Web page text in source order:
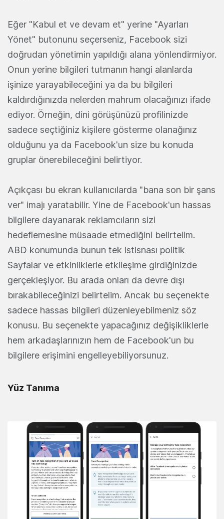
Eğer "Kabul et ve devam et" yerine "Ayarları
Yönet" butonunu seçerseniz, Facebook sizi
doğrudan yönetimin yapıldığı alana yönlendirmiyor.
Onun yerine bilgileri tutmanın hangi alanlarda
işinize yarayabileceğini ya da bu bilgileri
kaldırdığınızda nelerden mahrum olacağınızı ifade
ediyor. Örneğin, dini görüşünüzü profilinizde
sadece seçtiğiniz kişilere gösterme olanağınız
olduğunu ya da Facebook'un size bu konuda
gruplar önerebileceğini belirtiyor.
Açıkçası bu ekran kullanıcılarda "bana son bir şans
ver" imajı yaratabilir. Yine de Facebook'un hassas
bilgilere dayanarak reklamcıların sizi
hedeflemesine müsaade etmediğini belirtelim.
ABD konumunda bunun tek istisnası politik
Sayfalar ve etkinliklerle etkileşime girdiğinizde
gerçekleşiyor. Bu arada onları da devre dışı
bırakabileceğinizi belirtelim. Ancak bu seçenekte
sadece hassas bilgileri düzenleyebilmeniz söz
konusu. Bu seçenekte yapacağınız değişikliklerle
hem arkadaşlarınızın hem de Facebook'un bu
bilgilere erişimini engelleyebiliyorsunuz.
Yüz Tanıma